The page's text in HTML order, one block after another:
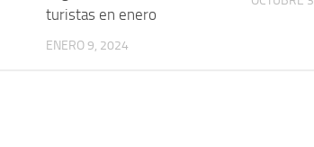
turistas en enero
ENERO 9, 2024